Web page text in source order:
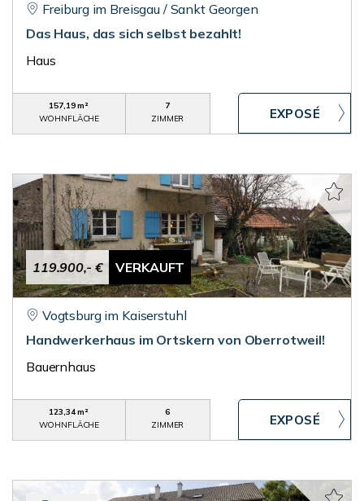
Freiburg im Breisgau / Sankt Georgen
Das Haus, das sich selbst bezahlt!
Haus
157,19 m²
WOHNFLÄCHE
7
ZIMMER
119.900,- € VERKAUFT
Vogtsburg im Kaiserstuhl
Handwerkerhaus im Ortskern von Oberrotweil!
Bauernhaus
123,34 m²
WOHNFLÄCHE
6
ZIMMER